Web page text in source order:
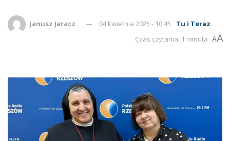
Janusz Jaracz 04 kwietnia 2025 - 10:45
Tu i Teraz
Czas czytania: 1 minuta AA